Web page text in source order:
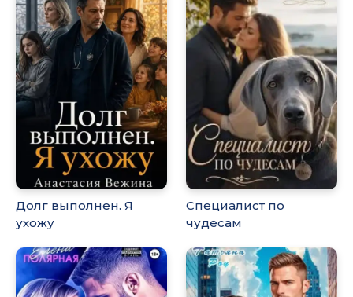
Долг выполнен. Я
ухожу
Специалист по
чудесам